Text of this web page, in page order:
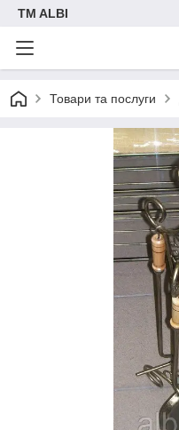
TM ALBI
Товари та послуги